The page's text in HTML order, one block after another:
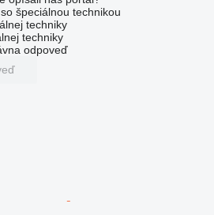
špeciálnou technikou
techniky
techniky
odpoveď